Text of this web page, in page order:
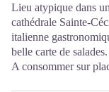
Lieu atypique dans
cathédrale Sainte-
italienne
belle carte de salades.
A consommer sur